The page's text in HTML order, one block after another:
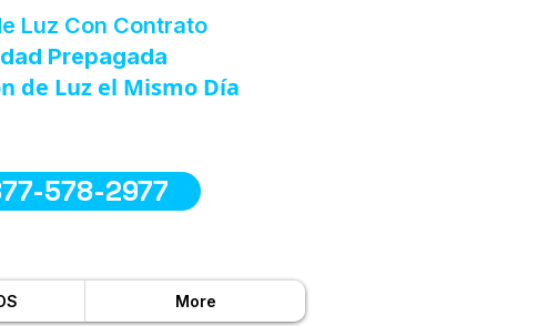
Luz Con Contrato
Prepagada
de Luz el Mismo Día
578-2977
More